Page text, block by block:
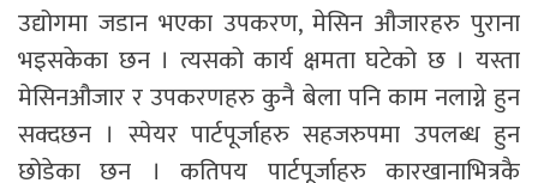
उद्योगमा जडान भएका उपकरण, मेसिन औजारहरु पुराना
भइसकेका छन । त्यसको कार्य क्षमता घटेको छ । यस्ता
मेसिनऔजार र उपकरणहरु कुनै बेला पनि काम नलाग्ने हुन
सक्दछन । स्पेयर पार्टपूर्जाहरु सहजरुपमा उपलब्ध हुन
छोडेका छन । कतिपय पार्टपूर्जाहरु कारखानाभित्रकै